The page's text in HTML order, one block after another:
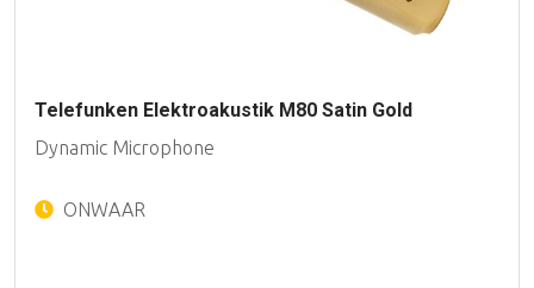
Telefunken Elektroakustik M80 Satin Gold
Dynamic Microphone
ONWAAR